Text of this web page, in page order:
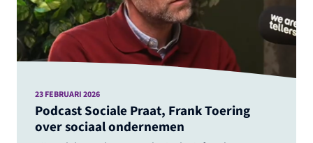
Podcast Sociale Praat, Frank Toering
over sociaal ondernemen
23 FEBRUARI 2026